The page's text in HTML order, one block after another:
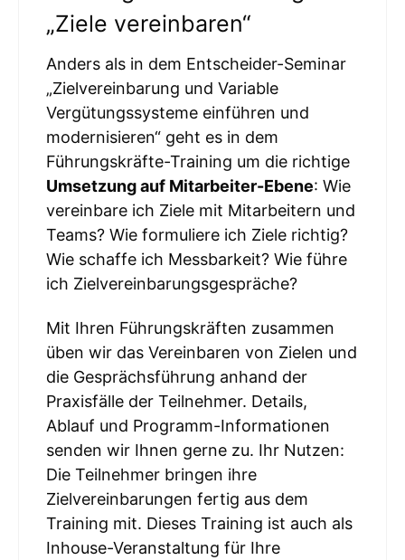
„Ziele vereinbaren“
Anders als in dem Entscheider-Seminar
„Zielvereinbarung und Variable
Vergütungssysteme einführen und
modernisieren“ geht es in dem
Führungskräfte-Training um die richtige
Umsetzung auf Mitarbeiter-Ebene: Wie
vereinbare ich Ziele mit Mitarbeitern und
Teams? Wie formuliere ich Ziele richtig?
Wie schaffe ich Messbarkeit? Wie führe
ich Zielvereinbarungsgespräche?
Mit Ihren Führungskräften zusammen
üben wir das Vereinbaren von Zielen und
die Gesprächsführung anhand der
Praxisfälle der Teilnehmer. Details,
Ablauf und Programm-Informationen
senden wir Ihnen gerne zu. Ihr Nutzen:
Die Teilnehmer bringen ihre
Zielvereinbarungen fertig aus dem
Training mit. Dieses Training ist auch als
Inhouse-Veranstaltung für Ihre